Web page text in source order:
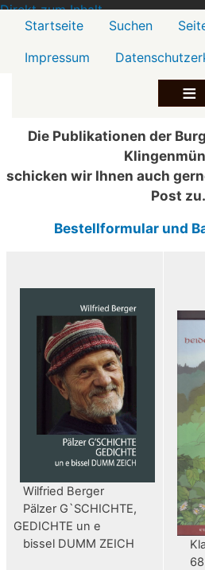
Direkt zum Inhalt
Menü2
Startseite Suchen
Impressum
Die Publikationen der
schicken wir Ihnen auch
Post zu.
Bestellformular und
Wilfried Berger
Pälzer G`SCHICHTE,
GEDICHTE un e
bissel DUMM ZEICH
68